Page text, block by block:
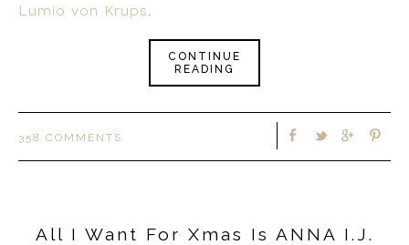
Lumio von Krups
CONTINUE
READING
358 COMMENTS
All I Want For Xmas Is ANNA I.J.